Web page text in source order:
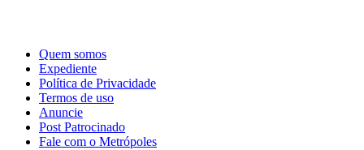
Quem somos
Expediente
Política de Privacidade
Termos de uso
Anuncie
Post Patrocinado
Fale com o Metrópoles